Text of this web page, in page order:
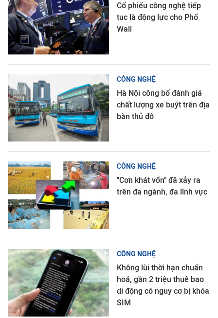
Cổ phiếu công nghệ tiếp
tục là động lực cho Phố
Wall
CÔNG NGHỆ
Hà Nội công bố đánh giá
chất lượng xe buýt trên địa
bàn thủ đô
CÔNG NGHỆ
"Cơn khát vốn" đã xảy ra
trên đa ngành, đa lĩnh vực
CÔNG NGHỆ
Không lùi thời hạn chuẩn
hoá, gần 2 triệu thuê bao
di động có nguy cơ bị khóa
SIM